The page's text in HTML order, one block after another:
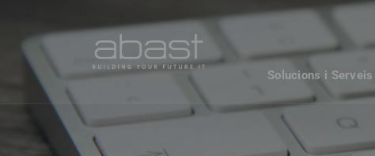
Solucions i Serveis